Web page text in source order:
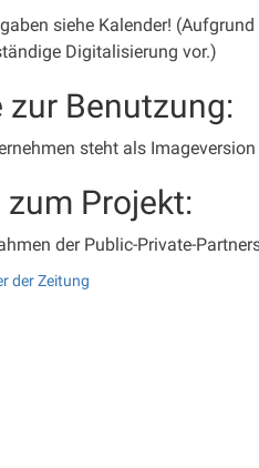
siehe Kalender!
Digitalisierung vor.)
zur Benutzung:
steht als
Projekt:
der Public-Private-
der Zeitung